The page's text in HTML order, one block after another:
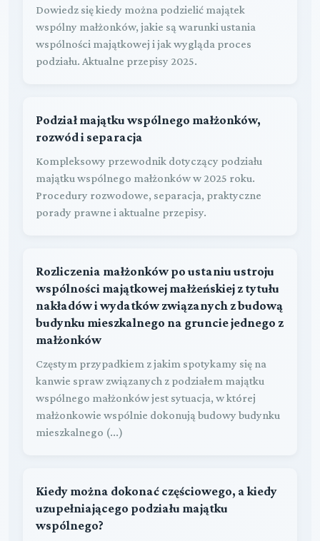
Dowiedz się kiedy można podzielić majątek
wspólny małżonków, jakie są warunki ustania
wspólności majątkowej i jak wygląda proces
podziału. Aktualne przepisy 2025.
Podział majątku wspólnego małżonków,
rozwód i separacja
Kompleksowy przewodnik dotyczący podziału
majątku wspólnego małżonków w 2025 roku.
Procedury rozwodowe, separacja, praktyczne
porady prawne i aktualne przepisy.
Rozliczenia małżonków po ustaniu ustroju
wspólności majątkowej małżeńskiej z tytułu
nakładów i wydatków związanych z budową
budynku mieszkalnego na gruncie jednego z
małżonków
Częstym przypadkiem z jakim spotykamy się na
kanwie spraw związanych z podziałem majątku
wspólnego małżonków jest sytuacja, w której
małżonkowie wspólnie dokonują budowy budynku
mieszkalnego (...)
Kiedy można dokonać częściowego, a kiedy
uzupełniającego podziału majątku
wspólnego?